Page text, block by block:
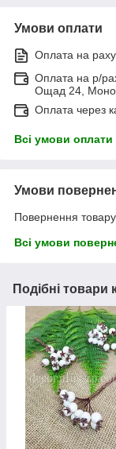
Умови оплати
Оплата на
Оплата на р/
Ощад 24,
Оплата через
Всі умови оплати
Умови
Повернення
Всі умови
Подібні товари